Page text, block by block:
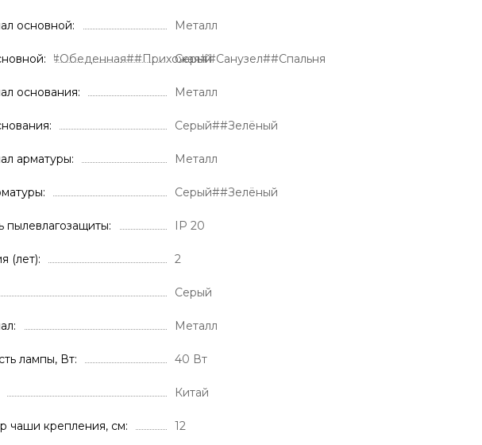
основной Металл
Серый
основания Металл
Серый##Зелёный
арматуры Металл
Серый##Зелёный
пылевлагозащиты IP 20
(лет) 2
Серый
Металл
лампы, Вт 40 Вт
Китай
чаши крепления, см 12